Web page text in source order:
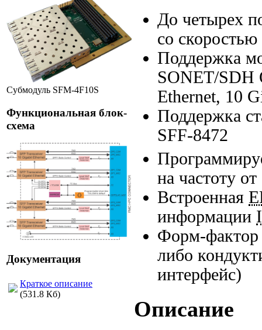
Субмодуль SFM-4F10S
Функциональная блок-
схема
Документация
Краткое описание
(531.8 Кб)
До четырех
со
Поддержка
SONET/SDH
Ethernet, 10
Поддержка
SFF-8472
на частоту
Встроенная
информации
Форм-фактор
либо
интерфейс)
Описание